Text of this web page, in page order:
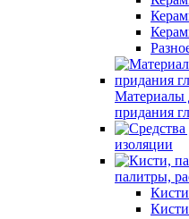
Материалы
придания
изоляции
палитры,
Кисти